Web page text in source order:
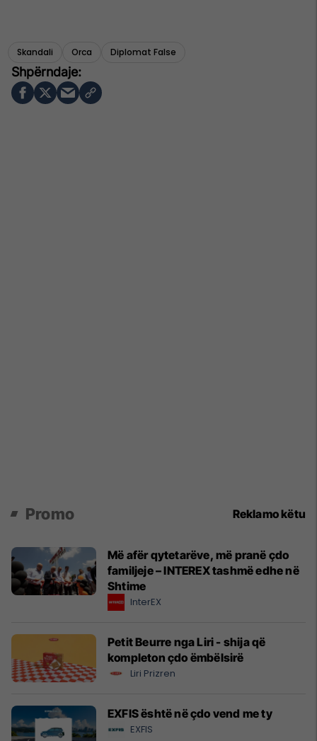
Skandali Orca Diplomat False
Promo Reklamo këtu
Më afër qytetarëve, më pranë çdo
familjeje – INTEREX tashmë edhe në
Shtime
InterEX
Petit Beurre nga Liri - shija që
kompleton çdo ëmbëlsirë
Liri Prizren
EXFIS është në çdo vend me ty
EXFIS